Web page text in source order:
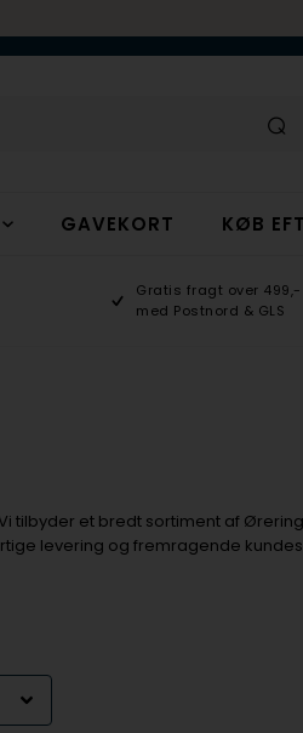
GAVEKORT KØB
Gratis fragt over 499,-
med Postnord & GLS
tilbyder et bredt sortiment af
levering og fremragende